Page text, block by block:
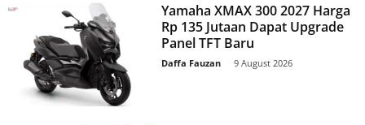
Yamaha XMAX 300 2027 Harga
Rp 135 Jutaan Dapat Upgrade
Panel TFT Baru
Daffa Fauzan 9 August 2026